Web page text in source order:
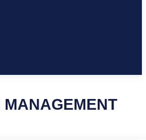
MANAGEMENT